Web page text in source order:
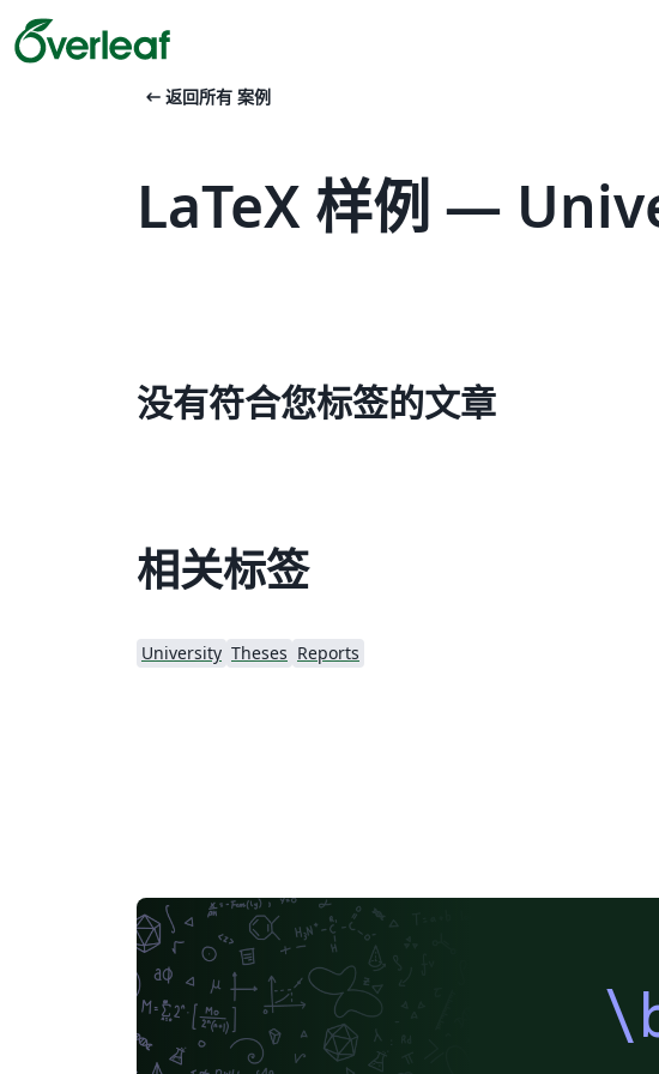
arrow_left_alt 返回所有 案例
LaTeX 样例 —
没有符合您标签的文章
相关标签
University Theses Reports